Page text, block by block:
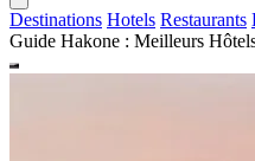
Destinations Hotels Restaurants
Guide Hakone : Meilleurs